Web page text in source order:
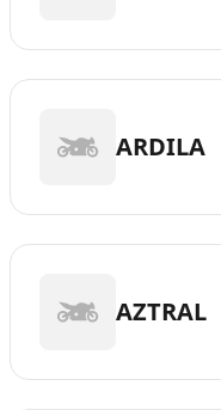
ARDILA
AZTRAL